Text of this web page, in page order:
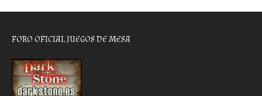
FORO OFICIAL JUEGOS DE MESA